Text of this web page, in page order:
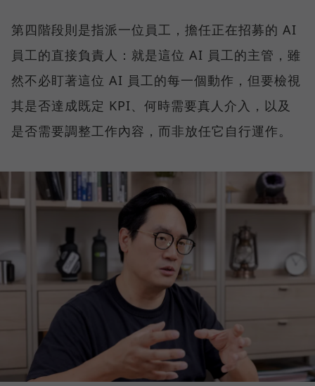
第四階段則是指派一位員工，擔任正在招募的 AI
員工的直接負責人：就是這位 AI 員工的主管，雖
然不必盯著這位 AI 員工的每一個動作，但要檢視
其是否達成既定 KPI、何時需要真人介入，以及
是否需要調整工作內容，而非放任它自行運作。